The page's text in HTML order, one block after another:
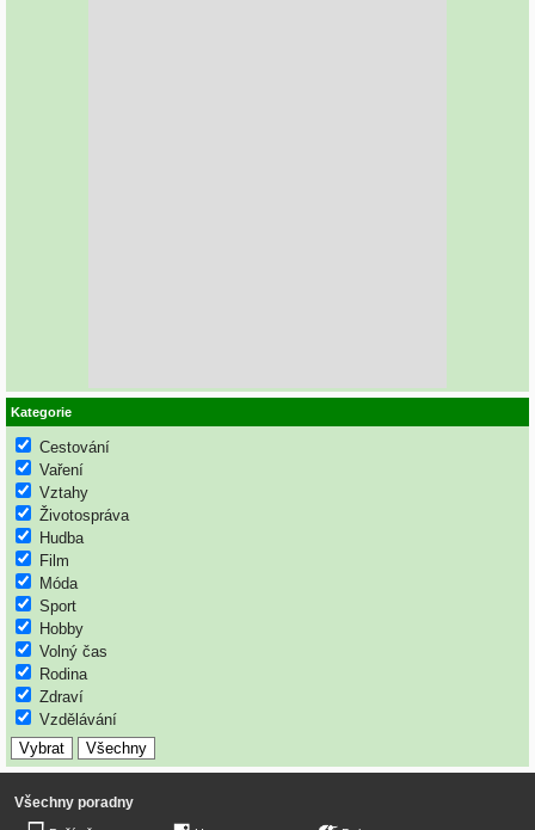
Kategorie
Cestování
Vaření
Vztahy
Životospráva
Hudba
Film
Móda
Sport
Hobby
Volný čas
Rodina
Zdraví
Vzdělávání
Všechny poradny